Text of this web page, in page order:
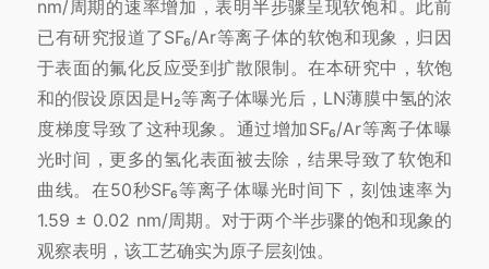
nm/周期的速率增加，表明半步骤呈现软饱和。此前
已有研究报道了SF₆/Ar等离子体的软饱和现象，归因
于表面的氟化反应受到扩散限制。在本研究中，软饱
和的假设原因是H₂等离子体曝光后，LN薄膜中氢的浓
度梯度导致了这种现象。通过增加SF₆/Ar等离子体曝
光时间，更多的氢化表面被去除，结果导致了软饱和
曲线。在50秒SF₆等离子体曝光时间下，刻蚀速率为
1.59 ± 0.02 nm/周期。对于两个半步骤的饱和现象的
观察表明，该工艺确实为原子层刻蚀。